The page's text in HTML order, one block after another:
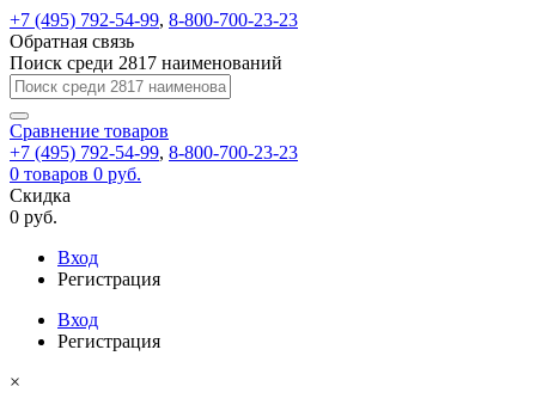
+7 (495) 792-54-99, 8-800-700-23-23
Обратная связь
Поиск среди 2817 наименований
Сравнение товаров
+7 (495) 792-54-99, 8-800-700-23-23
0 товаров 0 руб.
Скидка
0 руб.
Вход
Регистрация
Вход
Регистрация
×